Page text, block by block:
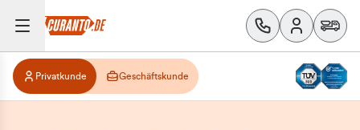
Privatkunde Geschäftskunde